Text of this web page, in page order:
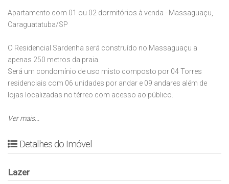
Apartamento com 01 ou 02 dormitórios à venda - Massaguaçu,
Caraguatatuba/SP
O Residencial Sardenha será construído no Massaguaçu a
apenas 250 metros da praia.
Será um condomínio de uso misto composto por 04 Torres
residenciais com 06 unidades por andar e 09 andares além de
lojas localizadas no térreo com acesso ao público.
Contará com apartamentos de 43,87m² até 61,42m², sendo 01 ou
garagem.
piscinas, sauna, spa, beauty care, academia, brinquedoteca,
Ver mais...
Detalhes do Imóvel
Lazer